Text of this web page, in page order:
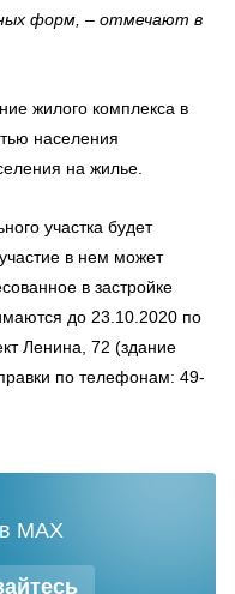
форм, – отмечают в
жилого комплекса в
населения
на жилье.
участка будет
в нем может
в застройке
до 23.10.2020 по
Ленина, 72 (здание
по телефонам: 49-
MAX